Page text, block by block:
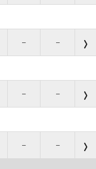
– –
– –
– –